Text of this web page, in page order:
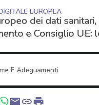
EUROPEA
dei dati sanitari,
e Consiglio UE:
E Adeguamenti